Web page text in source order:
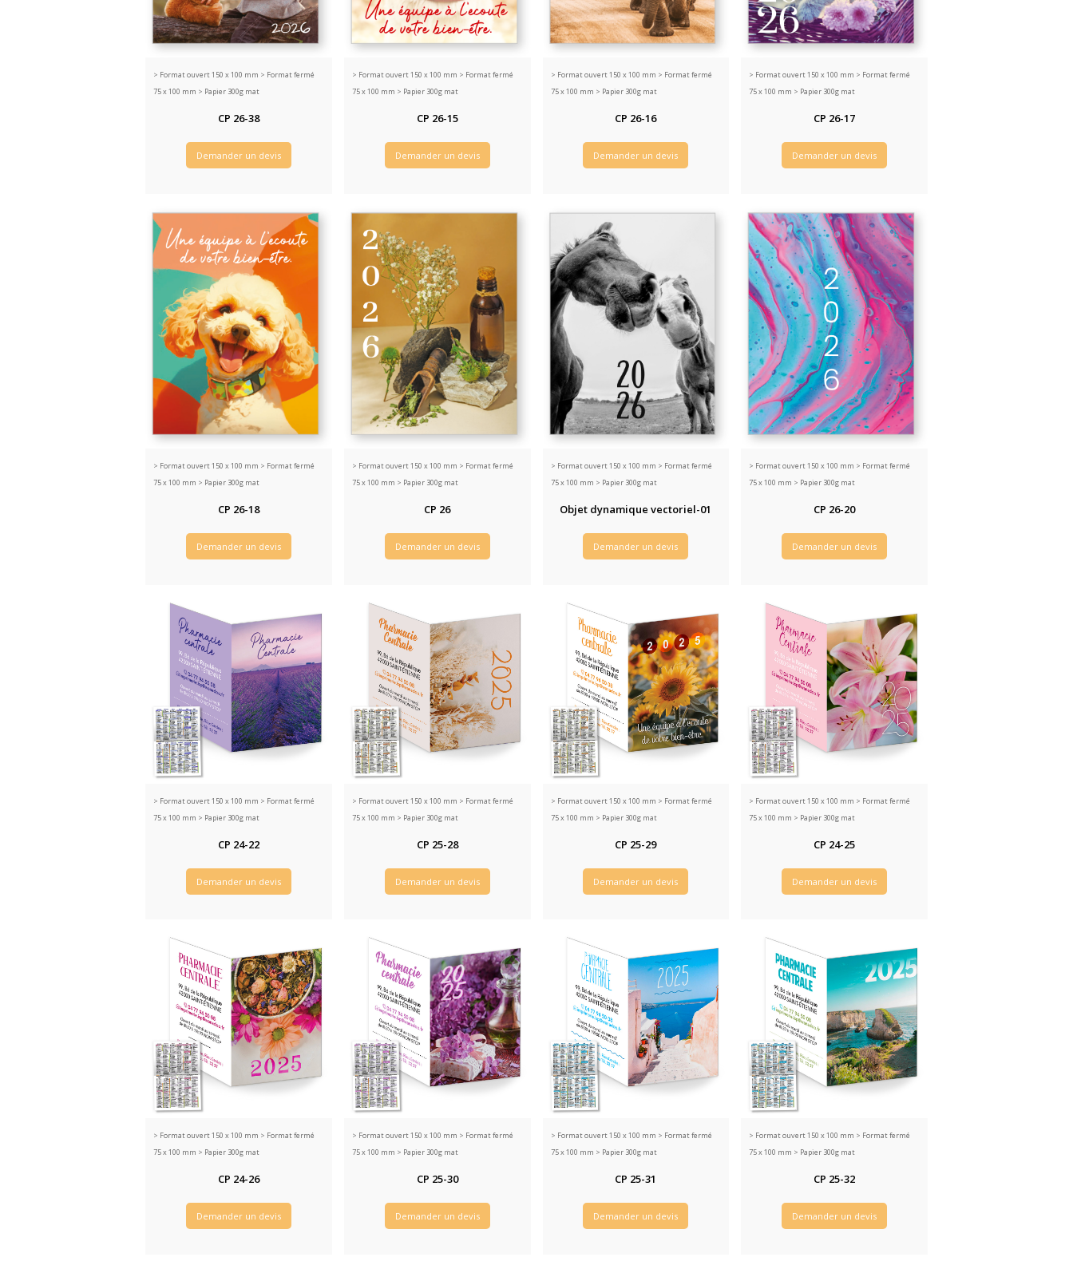
> Format ouvert 150 x 100 mm > Format fermé
75 x 100 mm > Papier 300g mat
CP 26-38
Demander un devis
> Format ouvert 150 x 100 mm > Format fermé
75 x 100 mm > Papier 300g mat
CP 26-15
Demander un devis
> Format ouvert 150 x 100 mm > Format fermé
75 x 100 mm > Papier 300g mat
CP 26-16
Demander un devis
> Format ouvert 150 x 100 mm > Format fermé
75 x 100 mm > Papier 300g mat
CP 26-17
Demander un devis
> Format ouvert 150 x 100 mm > Format fermé
75 x 100 mm > Papier 300g mat
CP 26-18
Demander un devis
> Format ouvert 150 x 100 mm > Format fermé
75 x 100 mm > Papier 300g mat
CP 26
Demander un devis
> Format ouvert 150 x 100 mm > Format fermé
75 x 100 mm > Papier 300g mat
Objet dynamique vectoriel-01
Demander un devis
> Format ouvert 150 x 100 mm > Format fermé
75 x 100 mm > Papier 300g mat
CP 26-20
Demander un devis
> Format ouvert 150 x 100 mm > Format fermé
75 x 100 mm > Papier 300g mat
CP 24-22
Demander un devis
> Format ouvert 150 x 100 mm > Format fermé
75 x 100 mm > Papier 300g mat
CP 25-28
Demander un devis
> Format ouvert 150 x 100 mm > Format fermé
75 x 100 mm > Papier 300g mat
CP 25-29
Demander un devis
> Format ouvert 150 x 100 mm > Format fermé
75 x 100 mm > Papier 300g mat
CP 24-25
Demander un devis
> Format ouvert 150 x 100 mm > Format fermé
75 x 100 mm > Papier 300g mat
CP 24-26
Demander un devis
> Format ouvert 150 x 100 mm > Format fermé
75 x 100 mm > Papier 300g mat
CP 25-30
Demander un devis
> Format ouvert 150 x 100 mm > Format fermé
75 x 100 mm > Papier 300g mat
CP 25-31
Demander un devis
> Format ouvert 150 x 100 mm > Format fermé
75 x 100 mm > Papier 300g mat
CP 25-32
Demander un devis